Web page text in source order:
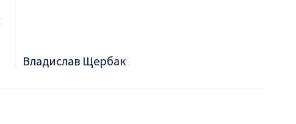
Владислав Щербак